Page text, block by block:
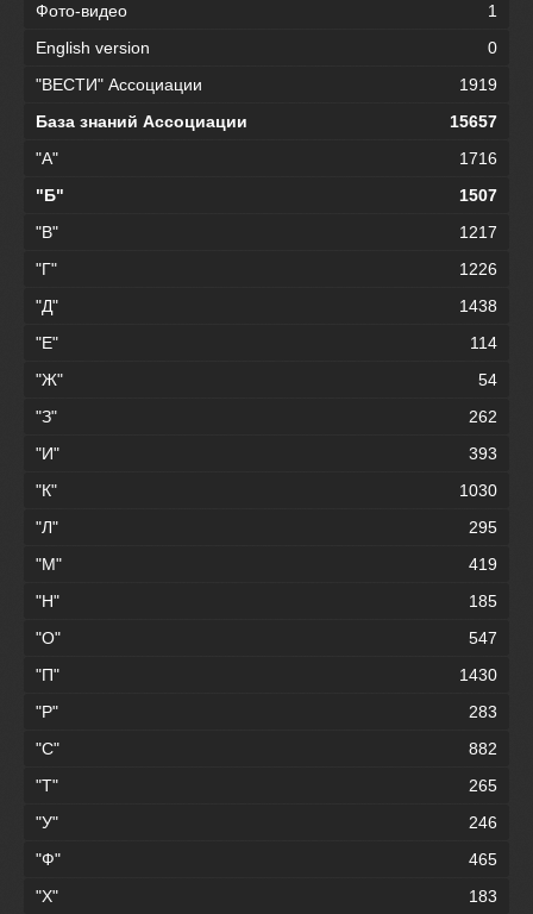
Фото-видео
1
English version
0
"ВЕСТИ" Ассоциации
1919
База знаний Ассоциации
15657
"А"
1716
"Б"
1507
"В"
1217
"Г"
1226
"Д"
1438
"Е"
114
"Ж"
54
"З"
262
"И"
393
"К"
1030
"Л"
295
"М"
419
"Н"
185
"О"
547
"П"
1430
"Р"
283
"С"
882
"Т"
265
"У"
246
"Ф"
465
"Х"
183